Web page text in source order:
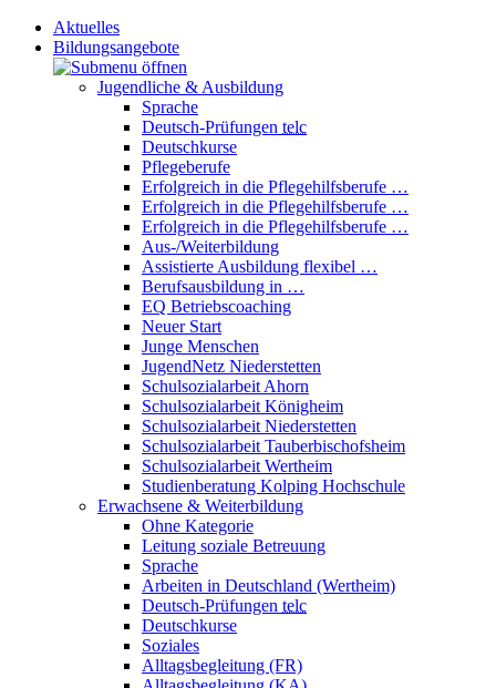
Aktuelles
Bildungsangebote
Jugendliche & Ausbildung
Sprache
Deutsch-Prüfungen telc
Deutschkurse
Pflegeberufe
Erfolgreich in die Pflegehilfsberufe …
Erfolgreich in die Pflegehilfsberufe …
Erfolgreich in die Pflegehilfsberufe …
Aus-/Weiterbildung
Assistierte Ausbildung flexibel …
Berufsausbildung in …
EQ Betriebscoaching
Neuer Start
Junge Menschen
JugendNetz Niederstetten
Schulsozialarbeit Ahorn
Schulsozialarbeit Königheim
Schulsozialarbeit Niederstetten
Schulsozialarbeit Tauberbischofsheim
Schulsozialarbeit Wertheim
Studienberatung Kolping Hochschule
Erwachsene & Weiterbildung
Ohne Kategorie
Leitung soziale Betreuung
Sprache
Arbeiten in Deutschland (Wertheim)
Deutsch-Prüfungen telc
Deutschkurse
Soziales
Alltagsbegleitung (FR)